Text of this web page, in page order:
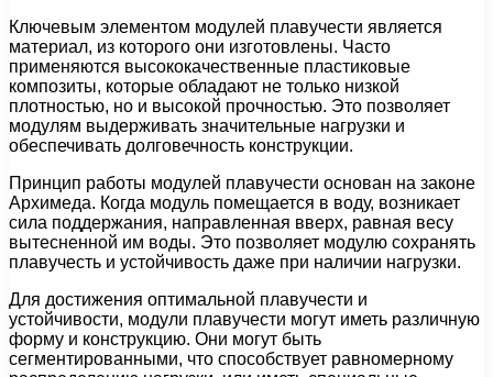
Ключевым элементом модулей плавучести является
материал, из которого они изготовлены. Часто
применяются высококачественные пластиковые
композиты, которые обладают не только низкой
плотностью, но и высокой прочностью. Это позволяет
модулям выдерживать значительные нагрузки и
обеспечивать долговечность конструкции.
Принцип работы модулей плавучести основан на законе
Архимеда. Когда модуль помещается в воду, возникает
сила поддержания, направленная вверх, равная весу
вытесненной им воды. Это позволяет модулю сохранять
плавучесть и устойчивость даже при наличии нагрузки.
Для достижения оптимальной плавучести и
устойчивости, модули плавучести могут иметь различную
форму и конструкцию. Они могут быть
сегментированными, что способствует равномерному